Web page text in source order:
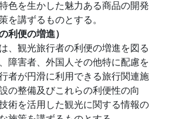
色を生かした魅力ある商品の開発
を講ずるものとする。
利便の増進）
、観光旅行者の利便の増進を図る
障害者、外国人その他特に配慮を
者が円滑に利用できる旅行関連施
の整備及びこれらの利便性の向
術を活用した観光に関する情報の